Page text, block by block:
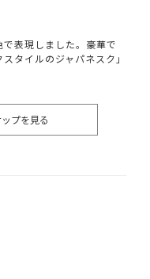
表現しました。豪華で
タイルのジャパネスク」
プを見る